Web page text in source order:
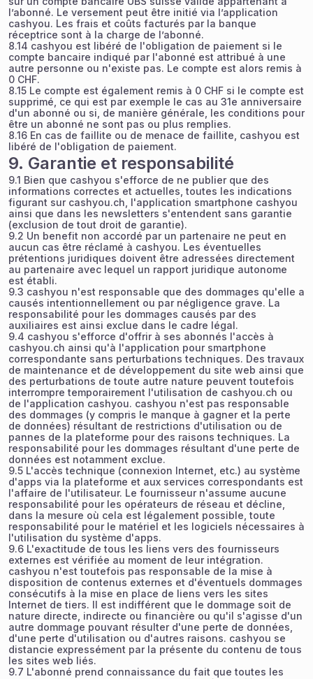
l’abonné. Le versement peut être initié via l’application
cashyou. Les frais et coûts facturés par la banque
réceptrice sont à la charge de l’abonné.
8.14 cashyou est libéré de l'obligation de paiement si le
compte bancaire indiqué par l'abonné est attribué à une
autre personne ou n'existe pas. Le compte est alors remis à
0 CHF.
8.15 Le compte est également remis à 0 CHF si le compte est
supprimé, ce qui est par exemple le cas au 31e anniversaire
d'un abonné ou si, de manière générale, les conditions pour
être un abonné ne sont pas ou plus remplies.
8.16 En cas de faillite ou de menace de faillite, cashyou est
libéré de l'obligation de paiement.
9. Garantie et responsabilité
9.1 Bien que cashyou s'efforce de ne publier que des
informations correctes et actuelles, toutes les indications
figurant sur cashyou.ch, l'application smartphone cashyou
ainsi que dans les newsletters s'entendent sans garantie
(exclusion de tout droit de garantie).
9.2 Un benefit non accordé par un partenaire ne peut en
aucun cas être réclamé à cashyou. Les éventuelles
prétentions juridiques doivent être adressées directement
au partenaire avec lequel un rapport juridique autonome
est établi.
9.3 cashyou n'est responsable que des dommages qu'elle a
causés intentionnellement ou par négligence grave. La
responsabilité pour les dommages causés par des
auxiliaires est ainsi exclue dans le cadre légal.
9.4 cashyou s'efforce d'offrir à ses abonnés l'accès à
cashyou.ch ainsi qu'à l'application pour smartphone
correspondante sans perturbations techniques. Des travaux
de maintenance et de développement du site web ainsi que
des perturbations de toute autre nature peuvent toutefois
interrompre temporairement l'utilisation de cashyou.ch ou
de l'application cashyou. cashyou n'est pas responsable
des dommages (y compris le manque à gagner et la perte
de données) résultant de restrictions d'utilisation ou de
pannes de la plateforme pour des raisons techniques. La
responsabilité pour les dommages résultant d'une perte de
données est notamment exclue.
9.5 L'accès technique (connexion Internet, etc.) au système
d'apps via la plateforme et aux services correspondants est
l'affaire de l'utilisateur. Le fournisseur n'assume aucune
responsabilité pour les opérateurs de réseau et décline,
dans la mesure où cela est légalement possible, toute
responsabilité pour le matériel et les logiciels nécessaires à
l'utilisation du système d'apps.
9.6 L'exactitude de tous les liens vers des fournisseurs
externes est vérifiée au moment de leur intégration.
cashyou n'est toutefois pas responsable de la mise à
disposition de contenus externes et d'éventuels dommages
consécutifs à la mise en place de liens vers les sites
Internet de tiers. Il est indifférent que le dommage soit de
nature directe, indirecte ou financière ou qu'il s'agisse d'un
autre dommage pouvant résulter d'une perte de données,
d'une perte d'utilisation ou d'autres raisons. cashyou se
distancie expressément par la présente du contenu de tous
les sites web liés.
9.7 L'abonné prend connaissance du fait que toutes les